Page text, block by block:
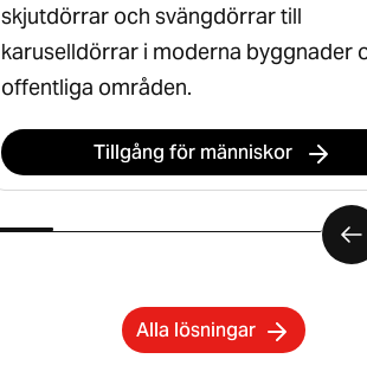
skjutdörrar och svängdörrar till
karuselldörrar i moderna byggnader
offentliga områden.
Tillgång för människor
Alla lösningar